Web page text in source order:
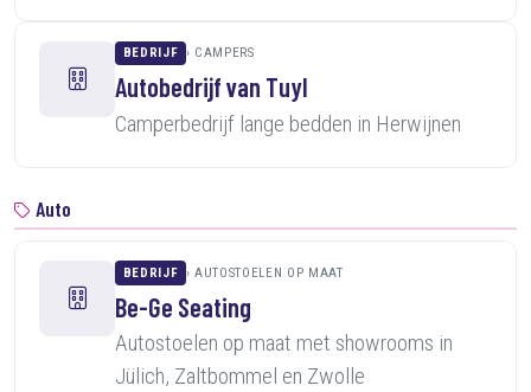
BEDRIJF CAMPERS
Autobedrijf van Tuyl
Camperbedrijf lange bedden in Herwijnen
Auto
BEDRIJF AUTOSTOELEN OP MAAT
Be-Ge Seating
Autostoelen op maat met showrooms in
Jülich, Zaltbommel en Zwolle